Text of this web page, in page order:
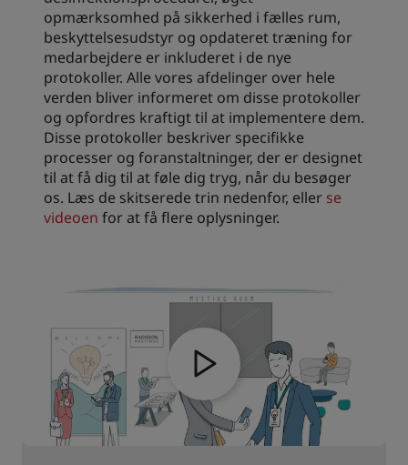
opmærksomhed på sikkerhed i fælles rum,
beskyttelsesudstyr og opdateret træning for
medarbejdere er inkluderet i de nye
protokoller. Alle vores afdelinger over hele
verden bliver informeret om disse protokoller
og opfordres kraftigt til at implementere dem.
Disse protokoller beskriver specifikke
processer og foranstaltninger, der er designet
til at få dig til at føle dig tryg, når du besøger
os. Læs de skitserede trin nedenfor, eller se
videoen for at få flere oplysninger.